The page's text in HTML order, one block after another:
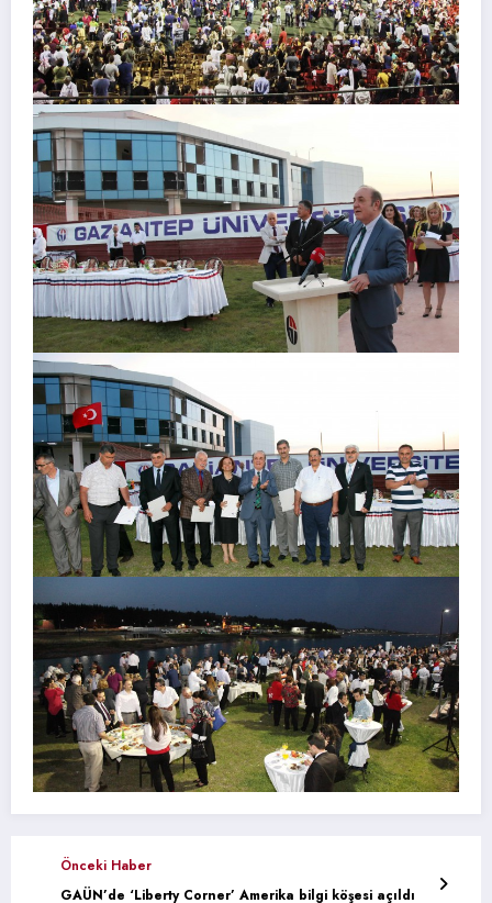
Önceki Haber
GAÜN’de ‘Liberty Corner’ Amerika bilgi köşesi açıldı